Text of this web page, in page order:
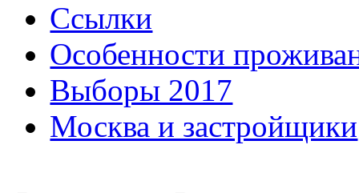
Ссылки
Особенности
Выборы 2017
Москва и застройщики